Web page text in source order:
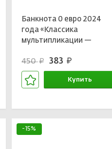
Банкнота 0 евро 2024
года «Классика
мультипликации —
450руб. 383 руб.
Купить
-15%